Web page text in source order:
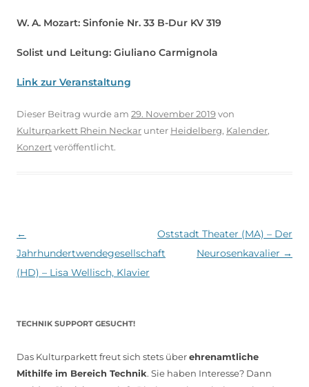
W. A. Mozart: Sinfonie Nr. 33 B-Dur KV 319
Solist und Leitung: Giuliano Carmignola
Link zur Veranstaltung
Dieser Beitrag wurde am 29. November 2019von
Kulturparkett Rhein Neckar unter Heidelberg, Kalender,
Konzertveröffentlicht.
Beitragsnavigation
←
Jahrhundertwendegesellschaft
(HD) – Lisa Wellisch, Klavier
Oststadt Theater (MA) – Der
Neurosenkavalier →
TECHNIK SUPPORT GESUCHT!
Das Kulturparkett freut sich stets überehrenamtliche
Mithilfe im Bereich Technik. Sie haben Interesse? Dann